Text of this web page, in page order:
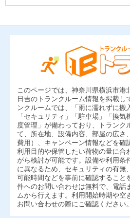
このページでは、神奈川県横浜市港
日吉のトランクルーム情報を掲載し
ンクルームでは、「雨に濡れずに搬
「セキュリティ」「駐車場」「換
度管理」が備わっており、トランク
て、所在地、設備内容、部屋の広さ
費用）、キャンペーン情報などを確
利用目的や保管したい荷物の量に合
がら検討が可能です。設備や利用条
に異なるため、セキュリティの有無
可能時間などを事前に確認すること
件へのお問い合わせは無料で、電話
ムから行えます。利用開始時期や空
お問い合わせの際にご確認ください。